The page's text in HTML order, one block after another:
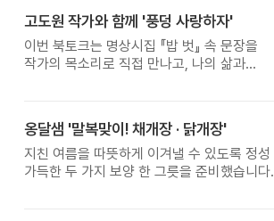
고도원 작가와 함께 '풍덩 사랑하자'
이번 북토크는 명상시집 『밥 벗』 속 문장을
작가의 목소리로 직접 만나고, 나의 삶과
옹달샘 '말복맞이! 채개장 · 닭개장'
지친 여름을 따뜻하게 이겨낼 수 있도록 정성
가득한 두 가지 보양 한 그릇을 준비했습니다.